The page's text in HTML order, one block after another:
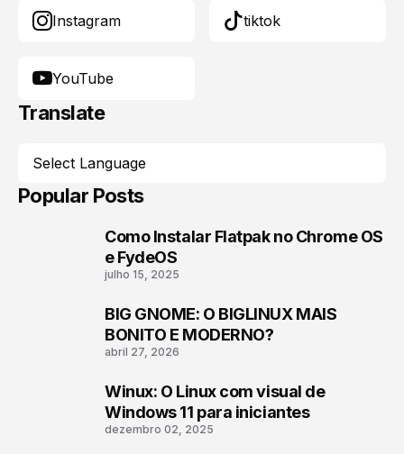
Instagram tiktok
YouTube
Translate
Popular Posts
Como Instalar Flatpak no Chrome OS
e FydeOS
julho 15, 2025
BIG GNOME: O BIGLINUX MAIS
BONITO E MODERNO?
abril 27, 2026
Winux: O Linux com visual de
Windows 11 para iniciantes
dezembro 02, 2025